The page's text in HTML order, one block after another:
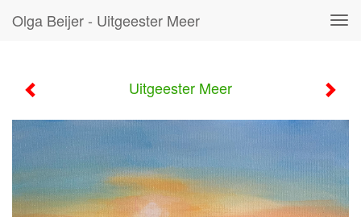
Olga Beijer - Uitgeester Meer
Uitgeester Meer